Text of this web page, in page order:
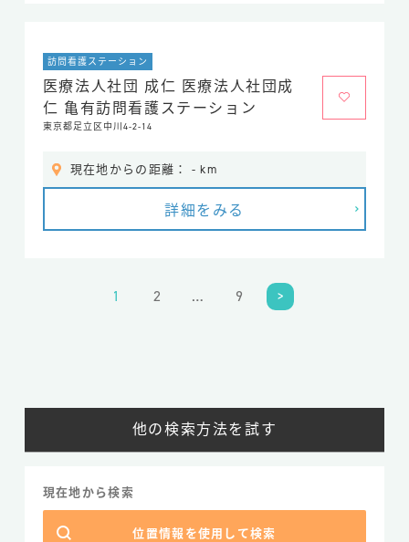
訪問看護ステーション
医療法人社団 成仁 医療法人社団成
仁 亀有訪問看護ステーション
東京都足立区中川4-2-14
現在地からの距離： - km
詳細をみる
1 2 … 9 >
他の検索方法を試す
現在地から検索
位置情報を使用して検索